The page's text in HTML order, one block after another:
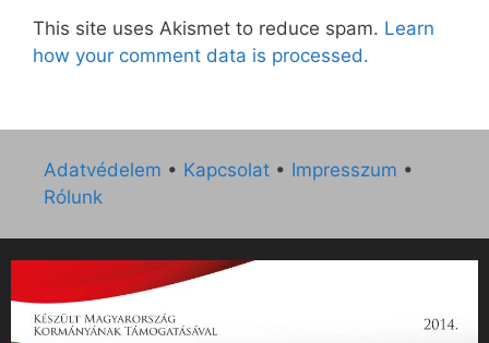
This site uses Akismet to reduce spam. Learn
how your comment data is processed.
Adatvédelem • Kapcsolat • Impresszum •
Rólunk